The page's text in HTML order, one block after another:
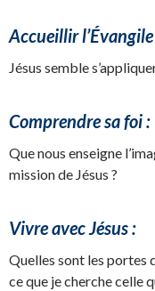
Accueillir
Jésus semble
Comprendre sa foi :
Que nous enseigne
mission de Jésus ?
Vivre avec Jésus :
Quelles sont les portes
ce que je cherche celle